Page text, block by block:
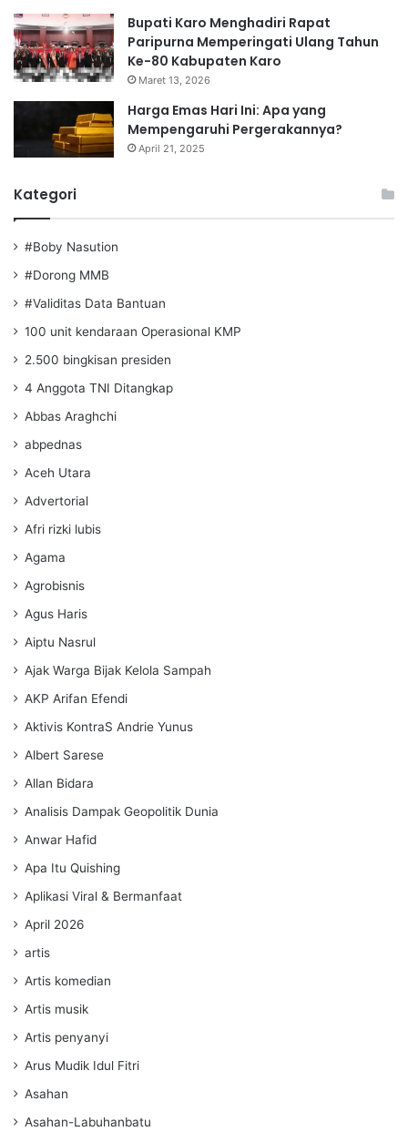
Bupati Karo Menghadiri Rapat
Paripurna Memperingati Ulang Tahun
Ke-80 Kabupaten Karo
Maret 13, 2026
Harga Emas Hari Ini: Apa yang
Mempengaruhi Pergerakannya?
April 21, 2025
Kategori
#Boby Nasution
#Dorong MMB
#Validitas Data Bantuan
100 unit kendaraan Operasional KMP
2.500 bingkisan presiden
4 Anggota TNI Ditangkap
Abbas Araghchi
abpednas
Aceh Utara
Advertorial
Afri rizki lubis
Agama
Agrobisnis
Agus Haris
Aiptu Nasrul
Ajak Warga Bijak Kelola Sampah
AKP Arifan Efendi
Aktivis KontraS Andrie Yunus
Albert Sarese
Allan Bidara
Analisis Dampak Geopolitik Dunia
Anwar Hafid
Apa Itu Quishing
Aplikasi Viral & Bermanfaat
April 2026
artis
Artis komedian
Artis musik
Artis penyanyi
Arus Mudik Idul Fitri
Asahan
Asahan-Labuhanbatu